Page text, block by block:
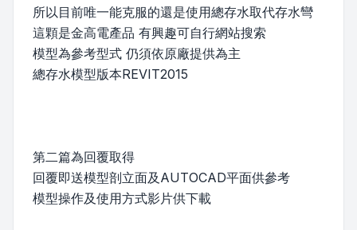
所以目前唯一能克服的還是使用總存水取代存水彎
這顆是金高電產品 有興趣可自行網站搜索
模型為參考型式 仍須依原廠提供為主
總存水模型版本REVIT2015
第二篇為回覆取得
回覆即送模型剖立面及AUTOCAD平面供參考
模型操作及使用方式影片供下載